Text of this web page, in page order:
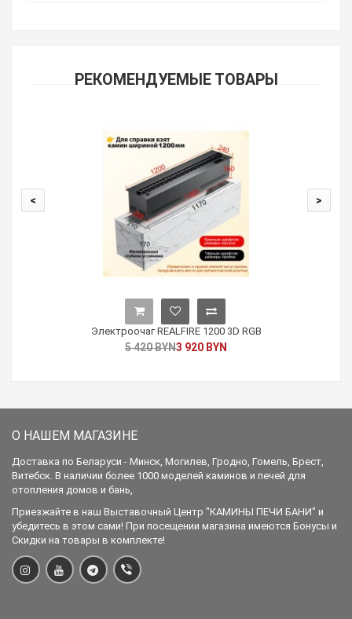
РЕКОМЕНДУЕМЫЕ ТОВАРЫ
Электроочаг REALFIRE 1200 3D RGB
5 420 BYN3 920 BYN
< >
О НАШЕМ МАГАЗИНЕ
Доставка по Беларуси - Минск, Могилев, Гродно, Гомель, Брест,
Витебск. В наличии более 1000 моделей каминов и печей для
отопления домов и бань,
Приезжайте в наш Выставочный Центр "КАМИНЫ ПЕЧИ БАНИ" и
убедитесь в этом сами! При посещении магазина имеются Бонусы и
Скидки на товары в комплекте!